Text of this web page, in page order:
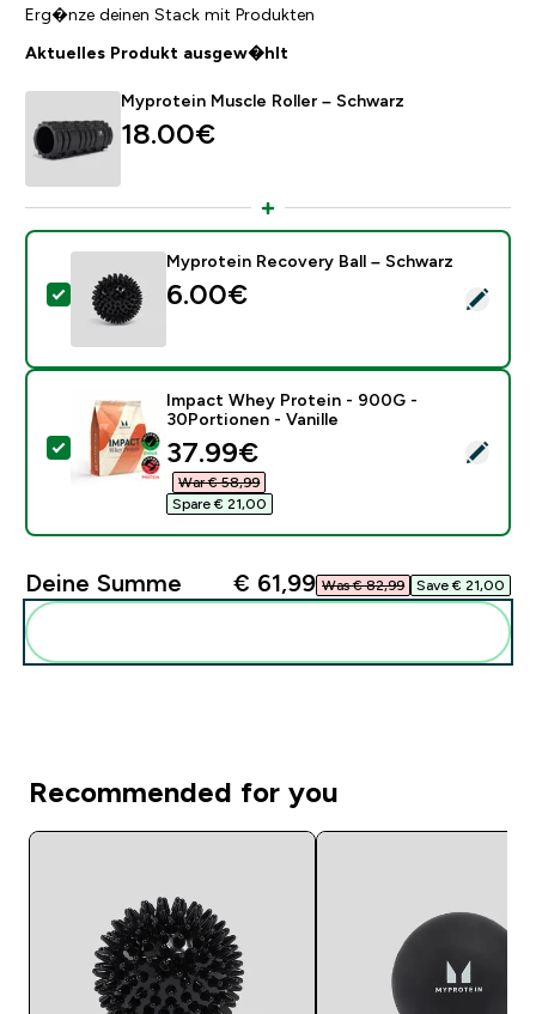
Erg�nze deinen Stack mit Produkten
Aktuelles Produkt ausgew�hlt
Myprotein Muscle Roller – Schwarz
18.00€‎
Dieses Produkt ausw�hlen - Myprotein Recovery Ball
Myprotein Recovery Ball – Schwarz
6.00€‎
Dieses Produkt ausw�hlen - Impact Whey Protein -
Impact Whey Protein - 900G -
30Portionen - Vanille
discounted price
37.99€‎
War € 58,99‎
Spare € 21,00‎
Deine Summe € 61,99‎ Was € 82,99‎ Save € 21,00‎
Recommended for you